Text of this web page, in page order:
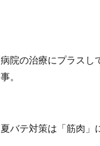
病院の治療にプラスし
事。
夏バテ対策は「筋肉」